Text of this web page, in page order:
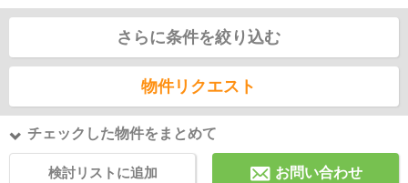
さらに条件を絞り込む
物件リクエスト
チェックした物件をまとめて
検討リストに追加 お問い合わせ